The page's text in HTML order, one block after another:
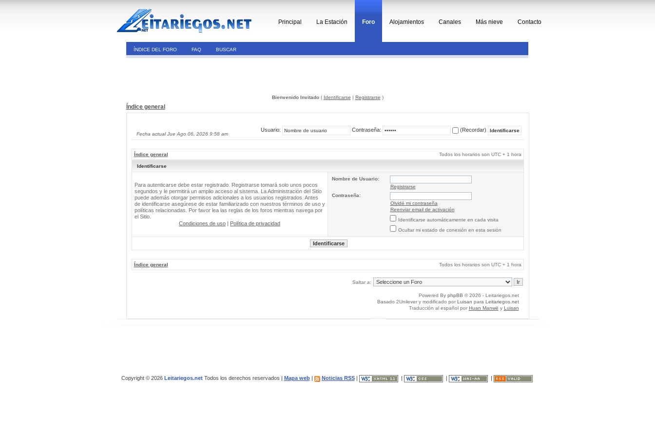
Principal La Estación Foro Alojamientos Canales Más nieve Contacto
ÍNDICE DEL FORO FAQ BUSCAR
Bienvenido Invitado( Identificarse | Registrarse )
Índice general
Fecha actual Jue Ago 06, 2026 9:58 am
Usuario: Contraseña: (Recordar)
Índice general Todos los horarios son UTC + 1 hora
Identificarse
Para autenticarse debe estar registrado. Registrarse tomará solo unos pocos
segundos y le permitirá un amplio acceso al sistema. La Administración del Sitio
puede además otorgar permisos adicionales a los usuarios registrados. Antes
de identificarse asegúrese de estar familiarizado con nuestros términos de uso y
políticas relacionadas. Por favor lea las reglas de los foros mientras navega por
el Sitio.
Condiciones de uso | Política de privacidad
Nombre de Usuario:
Registrarse
Contraseña:
Olvidé mi contraseña
Reenviar email de activación
Identificarse automáticamente en cada visita
Ocultar mi estado de conexión en esta sesión
Índice general Todos los horarios son UTC + 1 hora
Saltar a:
Powered By phpBB © 2026 - Leitariegos.net
Basado 2Unilever y modificado por Luisan para Leitariegos.net
Traducción al español por Huan Manwë y Luisan
Copyright © 2026 Leitariegos.netTodos los derechos reservados | Mapa web| Noticias RSS|